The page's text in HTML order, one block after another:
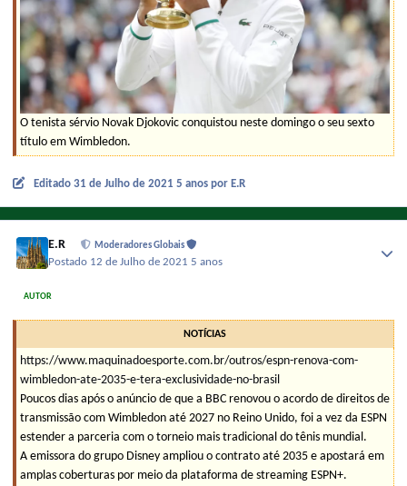
O tenista sérvio Novak Djokovic conquistou neste domingo o seu sexto
título em Wimbledon.
Editado 31 de Julho de 2021 5 anos por E.R
E.R Moderadores Globais
Postado 12 de Julho de 2021 5 anos
AUTOR
NOTÍCIAS
https://www.maquinadoesporte.com.br/outros/espn-renova-com-
wimbledon-ate-2035-e-tera-exclusividade-no-brasil
Poucos dias após o anúncio de que a BBC renovou o acordo de direitos de
transmissão com Wimbledon até 2027 no Reino Unido, foi a vez da ESPN
estender a parceria com o torneio mais tradicional do tênis mundial.
A emissora do grupo Disney ampliou o contrato até 2035 e apostará em
amplas coberturas por meio da plataforma de streaming ESPN+.